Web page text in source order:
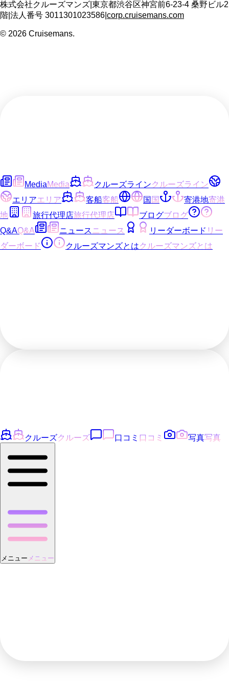
株式会社クルーズマンズ 東京都渋谷区神宮前6-23-4 桑野ビル2
階 法人番号 3011301023586 corp.cruisemans.com
© 2026 Cruisemans.
MediaMedia クルーズラインクルーズライン
エリアエリア 客船客船 国国 寄港地寄港
地
旅行代理店旅行代理店 ブログブログ
Q&AQ&A ニュース ニュース リーダーボード リー
ダーボード
クルーズマンズとはクルーズマンズとは
クルーズクルーズ 口コミ 口コミ 写真写真
メニュー メニュー